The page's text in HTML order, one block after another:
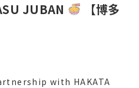
JUBAN
【博多
with HAKATA